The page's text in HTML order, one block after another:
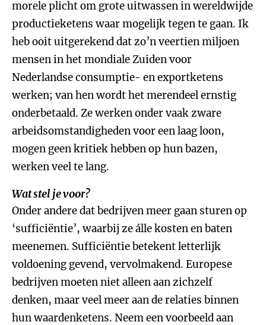
morele plicht om grote uitwassen in wereldwijde
productieketens waar mogelijk tegen te gaan. Ik
heb ooit uitgerekend dat zo’n veertien miljoen
mensen in het mondiale Zuiden voor
Nederlandse consumptie- en exportketens
werken; van hen wordt het merendeel ernstig
onderbetaald. Ze werken onder vaak zware
arbeidsomstandigheden voor een laag loon,
mogen geen kritiek hebben op hun bazen,
werken veel te lang.
Wat stel je voor?
Onder andere dat bedrijven meer gaan sturen op
‘sufficiëntie’, waarbij ze álle kosten en baten
meenemen. Sufficiëntie betekent letterlijk
voldoening gevend, vervolmakend. Europese
bedrijven moeten niet alleen aan zichzelf
denken, maar veel meer aan de relaties binnen
hun waardenketens. Neem een voorbeeld aan